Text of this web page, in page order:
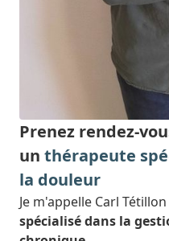
Prenez rendez-
un thérapeute
la douleur
Je m'appelle Carl
spécialisé dans la